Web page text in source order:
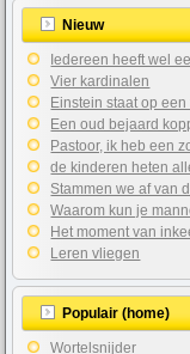
Nieuw
Iedereen heeft wel
Vier kardinalen
Einstein staat op een
Een oud bejaard
Pastoor, ik heb een
de kinderen heten
Stammen we af van
Waarom kun je
Het moment van
Leren vliegen
Populair (home)
Wortelsnijder